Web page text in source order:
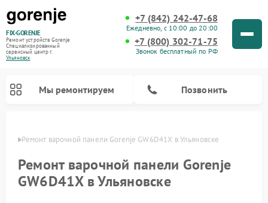
FIX-GORENJE
Ремонт устройств Gorenje
Специализированный
cервисный центр г.
Ульяновск
+7 (842) 242-47-68
Ежедневно, с 10:00 до 20:00
+7 (800) 302-71-75
Звонок бесплатный по РФ
Мы ремонтируем Позвонить
Ремонт варочной панели Gorenje GW6D41X в Ульяновске
Ремонт варочной панели Gorenje
GW6D41X в Ульяновске